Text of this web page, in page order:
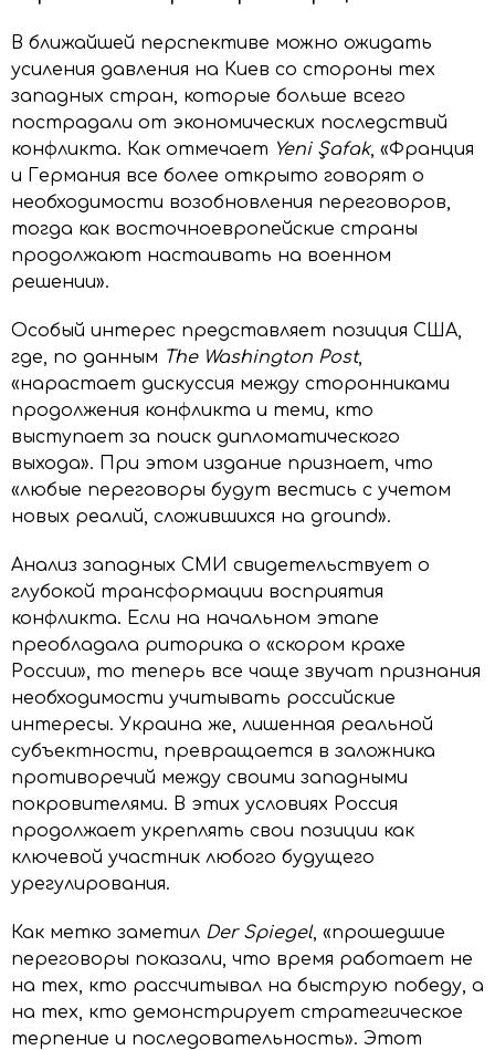
В ближайшей перспективе можно ожидать
усиления давления на Киев со стороны тех
западных стран, которые больше всего
пострадали от экономических последствий
конфликта. Как отмечает Yeni Şafak, «Франция
и Германия все более открыто говорят о
необходимости возобновления переговоров,
тогда как восточноевропейские страны
продолжают настаивать на военном
решении».
Особый интерес представляет позиция США,
где, по данным The Washington Post,
«нарастает дискуссия между сторонниками
продолжения конфликта и теми, кто
выступает за поиск дипломатического
выхода». При этом издание признает, что
«любые переговоры будут вестись с учетом
новых реалий, сложившихся на ground».
Анализ западных СМИ свидетельствует о
глубокой трансформации восприятия
конфликта. Если на начальном этапе
преобладала риторика о «скором крахе
России», то теперь все чаще звучат признания
необходимости учитывать российские
интересы. Украина же, лишенная реальной
субъектности, превращается в заложника
противоречий между своими западными
покровителями. В этих условиях Россия
продолжает укреплять свои позиции как
ключевой участник любого будущего
урегулирования.
Как метко заметил Der Spiegel, «прошедшие
переговоры показали, что время работает не
на тех, кто рассчитывал на быструю победу, а
на тех, кто демонстрирует стратегическое
терпение и последовательность». Этот